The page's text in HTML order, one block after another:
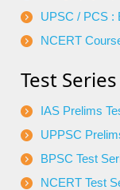
UPSC / PCS :
NCERT
Test Series
IAS Prelims
UPPSC
BPSC Test
NCERT Test